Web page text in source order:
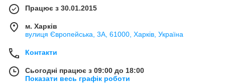
Працює з 30.01.2015
м. Харків
вулиця Європейська, 3А, 61000, Харків, Україна
Контакти
Сьогодні працює з 09:00 до 18:00
Показати весь графік роботи